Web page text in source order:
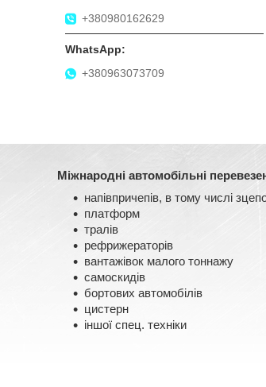
+380980162629
+380963073709
Міжнародні автомобільні
напівпричепів, в тому числі
платформ
тралів
рефрижераторів
вантажівок малого тоннажу
самоскидів
бортових автомобілів
цистерн
іншої спец. техніки